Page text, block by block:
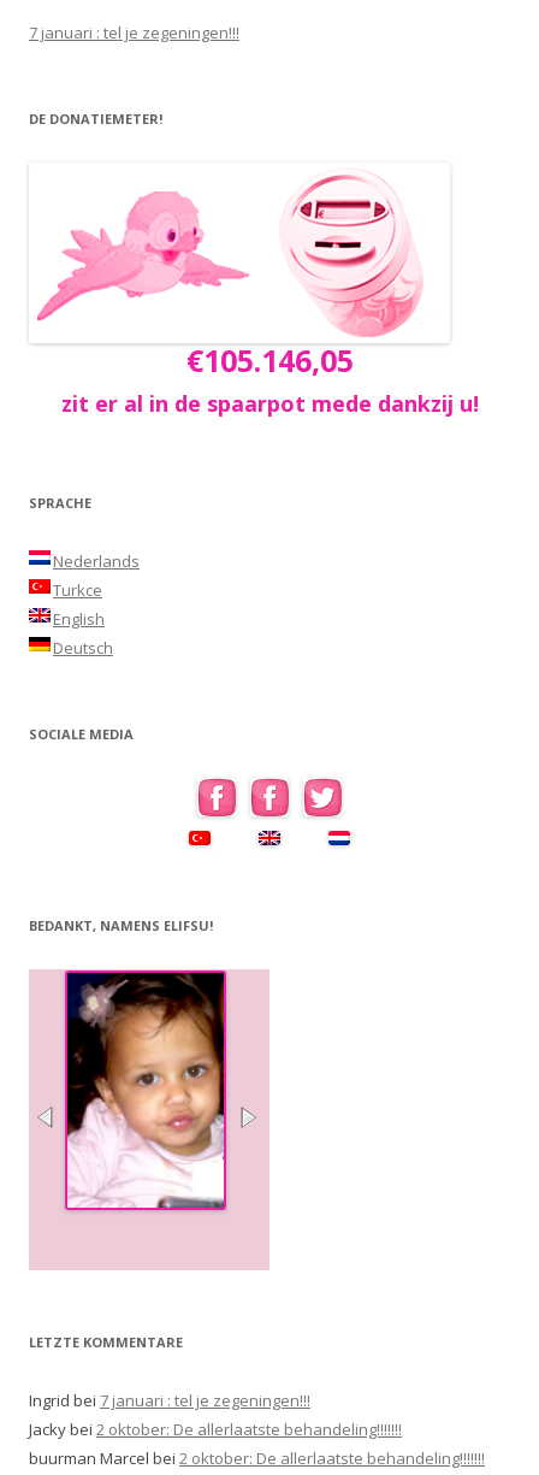
7 januari : tel je zegeningen!!!
DE DONATIEMETER!
€105.146,05
zit er al in de spaarpot mede dankzij u!
SPRACHE
Nederlands
Turkce
English
Deutsch
SOCIALE MEDIA
BEDANKT, NAMENS ELIFSU!
LETZTE KOMMENTARE
Ingrid bei 7 januari : tel je zegeningen!!!
Jackybei 2 oktober: De allerlaatste behandeling!!!!!!!
buurman Marcel bei 2 oktober: De allerlaatste behandeling!!!!!!!